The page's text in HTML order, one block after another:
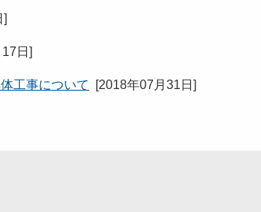
]
日 ]
工事について [2018年07月31日 ]